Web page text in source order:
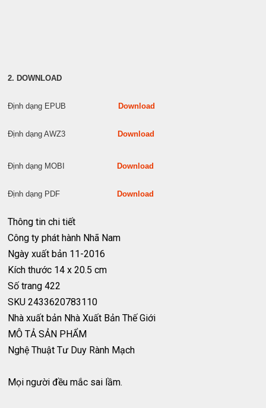
2. DOWNLOAD
Định dạng EPUB Download
Định dạng AWZ3 Download
Định dạng MOBI Download
Định dạng PDF Download
Thông tin chi tiết
Công ty phát hành Nhã Nam
Ngày xuất bản 11-2016
Kích thước 14 x 20.5 cm
Số trang 422
SKU 2433620783110
Nhà xuất bản Nhà Xuất Bản Thế Giới
MÔ TẢ SẢN PHẨM
Nghệ Thuật Tư Duy Rành Mạch
Mọi người đều mắc sai lầm.